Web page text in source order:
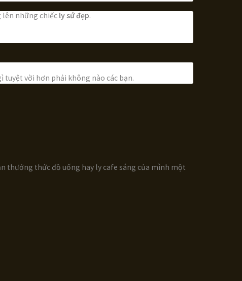
lên những chiếc ly sứ đẹp.
vời hơn phải không nào các bạn.
thưởng thức đồ uống hay ly cafe sáng của mình một